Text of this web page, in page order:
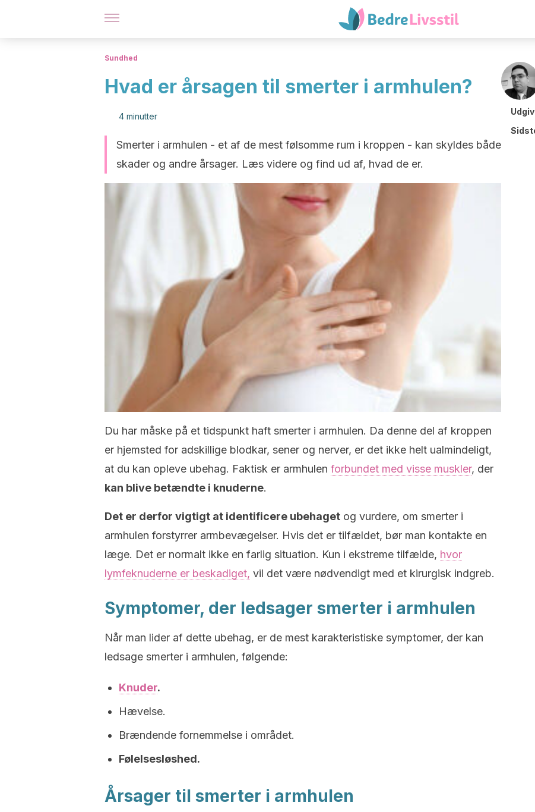
Sundhed
Hvad er årsagen til smerter i armhulen?
4 minutter
Smerter i armhulen - et af de mest følsomme rum i kroppen - kan skyldes både
skader og andre årsager. Læs videre og find ud af, hvad de er.
Du har måske på et tidspunkt haft smerter i armhulen. Da denne del af kroppen
er hjemsted for adskillige blodkar, sener og nerver, er det ikke helt ualmindeligt,
at du kan opleve ubehag. Faktisk er armhulen forbundet med visse muskler, der
kan blive betændte i knuderne.
Det er derfor vigtigt at identificere ubehaget og vurdere, om smerter i
armhulen forstyrrer armbevægelser. Hvis det er tilfældet, bør man kontakte en
læge. Det er normalt ikke en farlig situation. Kun i ekstreme tilfælde, hvor
lymfeknuderne er beskadiget, vil det være nødvendigt med et kirurgisk indgreb.
Symptomer, der ledsager smerter i armhulen
Når man lider af dette ubehag, er de mest karakteristiske symptomer, der kan
ledsage smerter i armhulen, følgende:
Knuder.
Hævelse.
Brændende fornemmelse i området.
Følelsesløshed.
Årsager til smerter i armhulen